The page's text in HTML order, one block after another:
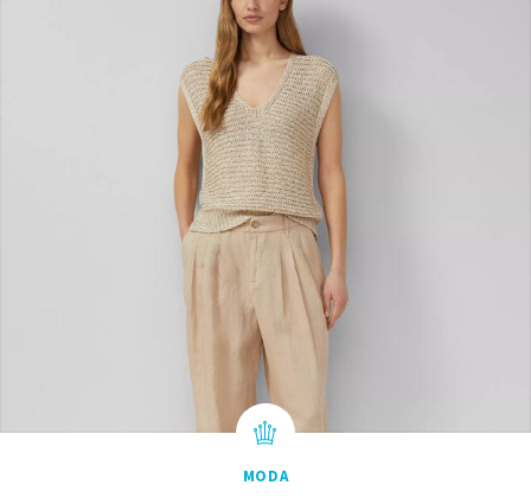
MODA